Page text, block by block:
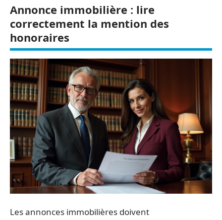
Annonce immobilière : lire
correctement la mention des
honoraires
Les annonces immobilières doivent